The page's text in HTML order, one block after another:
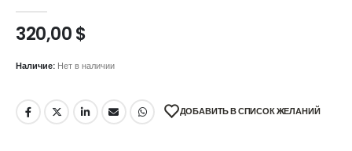
320,00$
Наличие: Нет в наличии
ДОБАВИТЬ В СПИСОК ЖЕЛАНИЙ